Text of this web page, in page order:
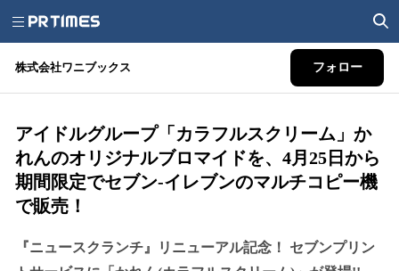
株式会社ワニブックス フォロー
アイドルグループ「カラフルスクリーム」か
れんのオリジナルブロマイドを、4月25日から
期間限定でセブン‐イレブンのマルチコピー機
で販売！
『ニュースクランチ』リニューアル記念！ セブンプリン